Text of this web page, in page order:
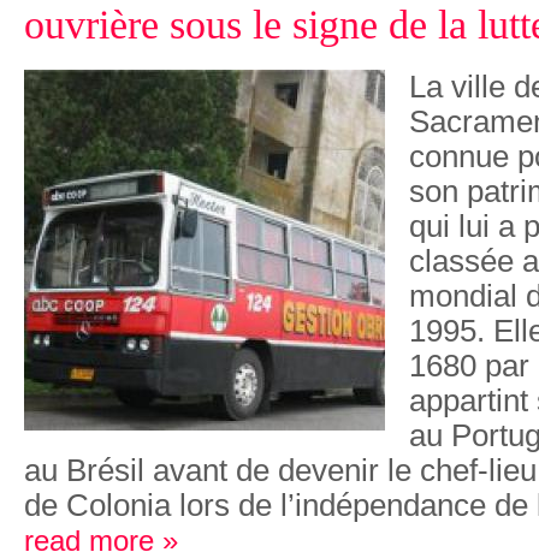
ouvrière sous le signe de la
La ville
connue
son
qui lui a
classée
mondial
1995.
1680
appartint
au
au Brésil avant de devenir le chef-
de Colonia lors de l’indépendance de
read more »